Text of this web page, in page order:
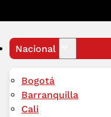
Nacional
Bogotá
Barranquilla
Cali